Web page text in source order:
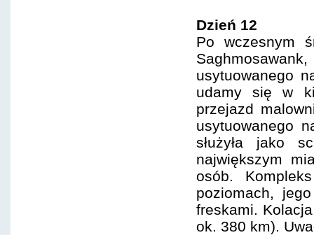
Dzień 12
Po wczesnym
usytuowanego
udamy się w
przejazd
usytuowanego
służyła jako
największym
osób.
poziomach,
freskami.
ok. 380 km).